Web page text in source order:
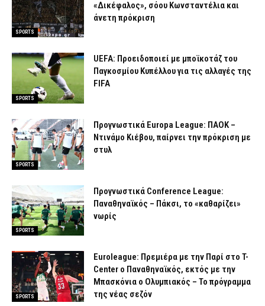
SPORTS
«Δικέφαλος», σόου Κωνσταντέλια και
άνετη πρόκριση
SPORTS
UEFA: Προειδοποιεί με μποϊκοτάζ του
Παγκοσμίου Κυπέλλου για τις αλλαγές της
FIFA
SPORTS
Προγνωστικά Europa League: ΠΑΟΚ –
Ντινάμο Κιέβου, παίρνει την πρόκριση με
στυλ
SPORTS
Προγνωστικά Conference League:
Παναθηναϊκός – Πάκσι, το «καθαρίζει»
νωρίς
SPORTS
Euroleague: Πρεμιέρα με την Παρί στο T-
Center ο Παναθηναϊκός, εκτός με την
Μπασκόνια ο Ολυμπιακός – Το πρόγραμμα
της νέας σεζόν